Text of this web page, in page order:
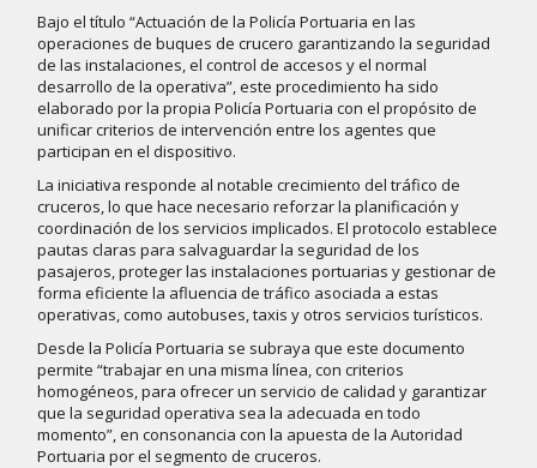
Bajo el título “Actuación de la Policía Portuaria en las
operaciones de buques de crucero garantizando la seguridad
de las instalaciones, el control de accesos y el normal
desarrollo de la operativa”, este procedimiento ha sido
elaborado por la propia Policía Portuaria con el propósito de
unificar criterios de intervención entre los agentes que
participan en el dispositivo.
La iniciativa responde al notable crecimiento del tráfico de
cruceros, lo que hace necesario reforzar la planificación y
coordinación de los servicios implicados. El protocolo establece
pautas claras para salvaguardar la seguridad de los
pasajeros, proteger las instalaciones portuarias y gestionar de
forma eficiente la afluencia de tráfico asociada a estas
operativas, como autobuses, taxis y otros servicios turísticos.
Desde la Policía Portuaria se subraya que este documento
permite “trabajar en una misma línea, con criterios
homogéneos, para ofrecer un servicio de calidad y garantizar
que la seguridad operativa sea la adecuada en todo
momento”, en consonancia con la apuesta de la Autoridad
Portuaria por el segmento de cruceros.